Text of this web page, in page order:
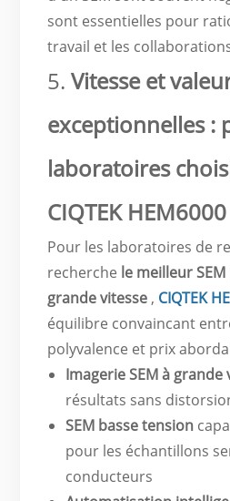
sont essentielles pour
travail et les
5.Vitesse et
exceptionnelles :
laboratoires
CIQTEK HEM6000
Pour les laboratoires de
recherche le meilleur
grande vitesse , CIQTEK
équilibre convaincant
polyvalence et prix
Imagerie SEM à
résultats sans
SEM basse tension
pour les échantillons
conducteurs